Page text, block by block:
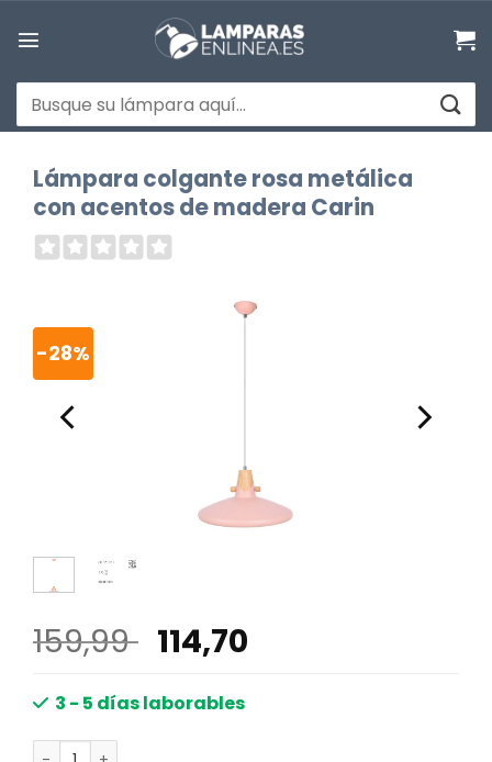
Buscar
por:
Lámpara colgante rosa metálica
con acentos de madera Carin
-28%
159,99 El
precio
original
114,70
3 - 5 días laborables
Lámpara colgante rosa metálica con acentos de